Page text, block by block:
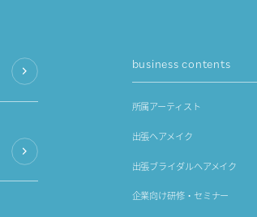
business contents
所属アーティスト
出張ヘアメイク
出張ブライダルヘアメイク
企業向け研修・セミナー